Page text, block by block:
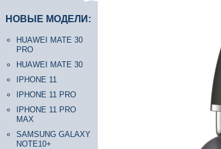
НОВЫЕ МОДЕЛИ:
HUAWEI MATE 30
PRO
HUAWEI MATE 30
IPHONE 11
IPHONE 11 PRO
IPHONE 11 PRO
MAX
SAMSUNG GALAXY
NOTE10+